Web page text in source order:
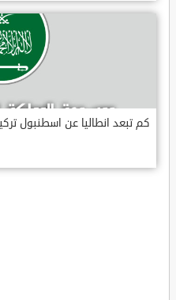
كم تبعد انطاليا عن اسطنبول